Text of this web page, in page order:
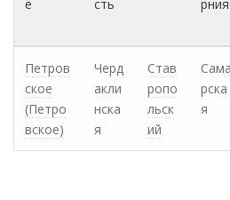
е
сть
рния
Петров
ское
(Петро
вское)
Черд
акли
нска
я
Став
ропо
льск
ий
Сама
рска
я